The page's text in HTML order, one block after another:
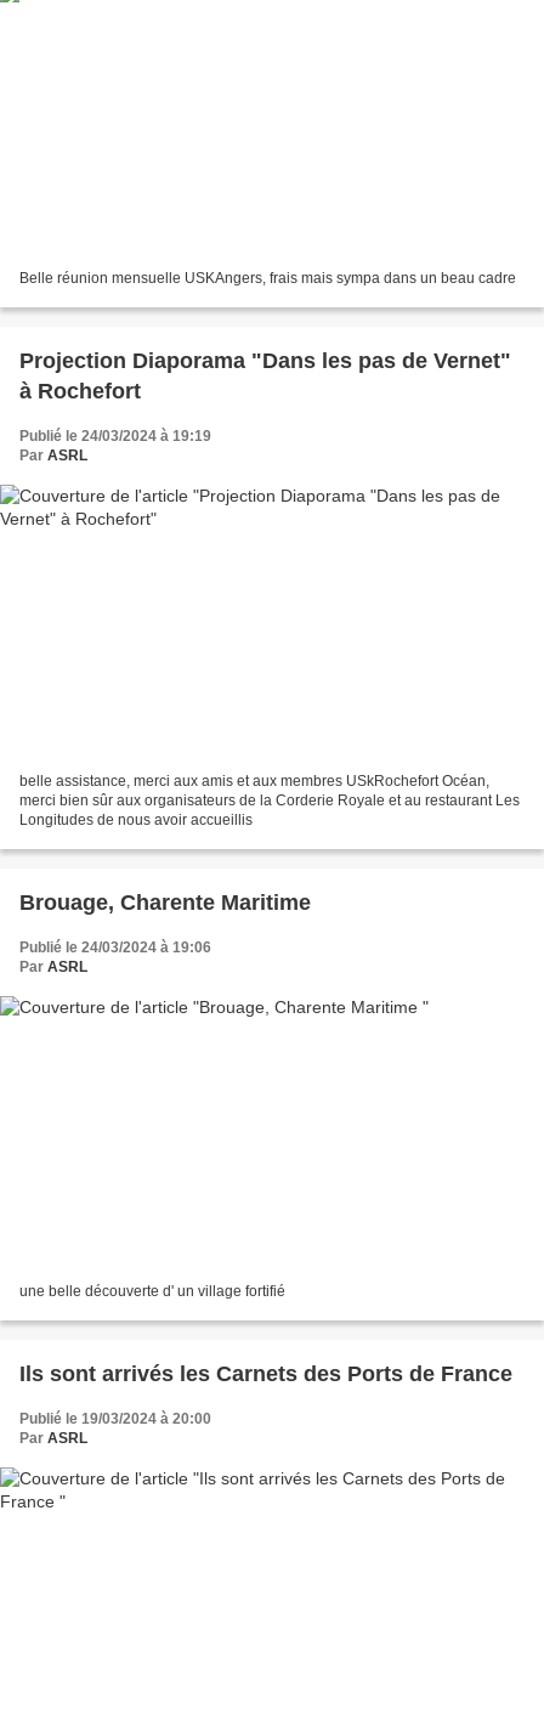
Belle réunion mensuelle USKAngers, frais mais sympa dans un beau cadre
Projection Diaporama "Dans les pas de Vernet"
à Rochefort
Publié le 24/03/2024 à 19:19
Par ASRL
belle assistance, merci aux amis et aux membres USkRochefort Océan,
merci bien sûr aux organisateurs de la Corderie Royale et au restaurant Les
Longitudes de nous avoir accueillis
Brouage, Charente Maritime
Publié le 24/03/2024 à 19:06
Par ASRL
une belle découverte d' un village fortifié
Ils sont arrivés les Carnets des Ports de France
Publié le 19/03/2024 à 20:00
Par ASRL